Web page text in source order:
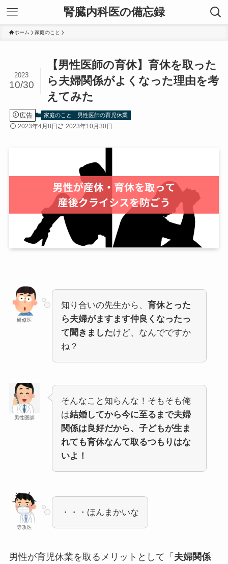
腎臓内科医の備忘録
ホーム 家庭のこと
【男性医師の育休】育休を取った
ら夫婦関係がよくなった理由を考
えてみた
2023
10/30
広告 家庭のこと 男性医師の育児休業
2023年4月8日 2023年10月30日
研修医
知り合いの先生から、 育休とった
ら夫婦がますます仲良くなったっ
て聞きましたけど、なんでですか
ね？
男性医師
そんなこと知らんな！そもそも俺
は結婚してから今に至るまで夫婦
関係は良好だから、子どもが生ま
れても育休なんて取るつもりはな
いよ！
専攻医
・・・ほんまかいな
男性が育児休業を取るメリットとして「 夫婦関係